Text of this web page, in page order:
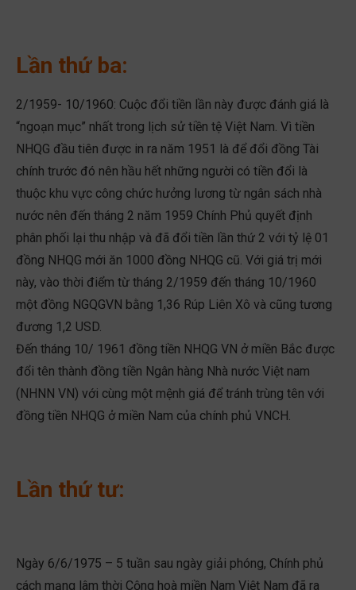
Lần thứ ba:
2/1959- 10/1960: Cuộc đổi tiền lần này được đánh giá là
“ngoạn mục” nhất trong lịch sử tiền tệ Việt Nam. Vì tiền
NHQG đầu tiên được in ra năm 1951 là để đổi đồng Tài
chính trước đó nên hầu hết những người có tiền đổi là
thuộc khu vực công chức hưởng lương từ ngân sách nhà
nước nên đến tháng 2 năm 1959 Chính Phủ quyết định
phân phối lại thu nhập và đã đổi tiền lần thứ 2 với tỷ lệ 01
đồng NHQG mới ăn 1000 đồng NHQG cũ. Với giá trị mới
này, vào thời điểm từ tháng 2/1959 đến tháng 10/1960
một đồng NGQGVN bằng 1,36 Rúp Liên Xô và cũng tương
đương 1,2 USD.
Đến tháng 10/ 1961 đồng tiền NHQG VN ở miền Bắc được
đổi tên thành đồng tiền Ngân hàng Nhà nước Việt nam
(NHNN VN) với cùng một mệnh giá để tránh trùng tên với
đồng tiền NHQG ở miền Nam của chính phủ VNCH.
Lần thứ tư:
Ngày 6/6/1975 – 5 tuần sau ngày giải phóng, Chính phủ
cách mạng lâm thời Cộng hoà miền Nam Việt Nam đã ra